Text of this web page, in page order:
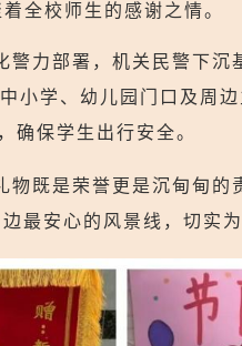
全校师生的感谢之情。
力部署，机关民警下
小学、幼儿园门口及周
确保学生出行安全。
既是荣誉更是沉甸甸的
最安心的风景线，切实